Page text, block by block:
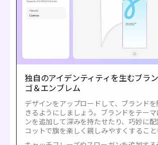
独自のアイデンティティを生むブラ
ゴ＆エンブレム
デザインをアップロードして、ブランド
きるようにしましょう。ブランドをテーマ
ンを追加して深みを持たせたり、巧妙に
コットで旗を楽しく親しみやすくすること